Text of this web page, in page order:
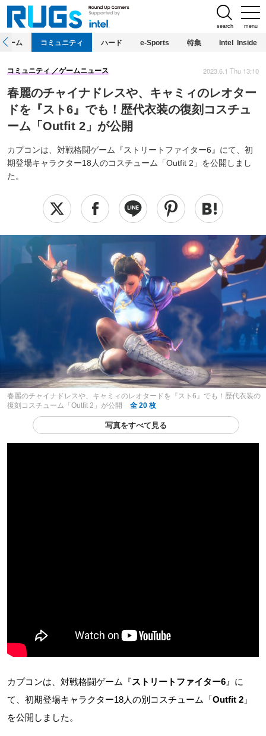
menu
search
ホーム コミュニティ ハード e-Sports 特集 Intel Inside
春麗のチャイナドレスや、キャミィのレオター
ドを『スト6』でも！歴代衣装の復刻コスチュ
ーム「Outfit 2」が公開
カプコンは、対戦格闘ゲーム『ストリートファイター6』にて、初
期登場キャラクター18人のコスチューム「Outfit 2」を公開しまし
た。
コミュニティ ゲームニュース 2023.6.1 Thu 13:10
春麗のチャイナドレスや、キャミィのレオタードを『スト6』でも！歴代衣装の
復刻コスチューム「Outfit 2」が公開
全 20 枚
写真をすべて見る
カプコンは、対戦格闘ゲーム『ストリートファイター6 』に
て、初期登場キャラクター18人の別コスチューム「Outfit 2 」
を公開しました。